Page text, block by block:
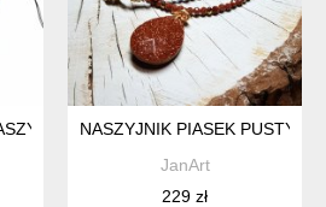
WIELORZĘDOWY - BRĄZ I
NASZYJNIK PIASEK PUSTYNI
JanArt
229 zł